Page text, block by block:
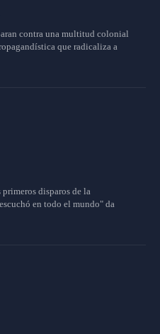
contra una multitud colonial
que radicaliza a
disparos de la
en todo el mundo" da